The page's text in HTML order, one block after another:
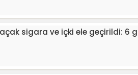
sigara ve içki ele geçirildi: 6